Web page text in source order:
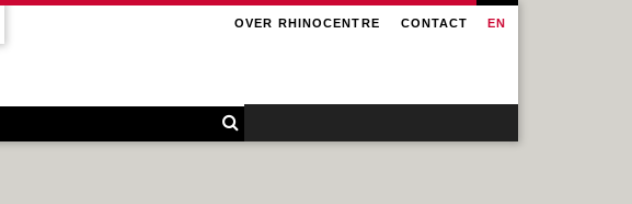
EN
OVER RHINOCENTRE CONTACT